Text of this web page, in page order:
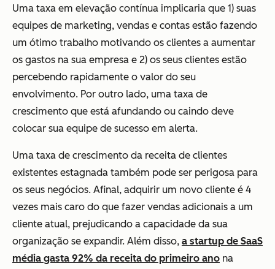
Uma taxa em elevação contínua implicaria que 1) suas
equipes de marketing, vendas e contas estão fazendo
um ótimo trabalho motivando os clientes a aumentar
os gastos na sua empresa e 2) os seus clientes estão
percebendo rapidamente o valor do seu
envolvimento. Por outro lado, uma taxa de
crescimento que está afundando ou caindo deve
colocar sua equipe de sucesso em alerta.
Uma taxa de crescimento da receita de clientes
existentes estagnada também pode ser perigosa para
os seus negócios. Afinal, adquirir um novo cliente é 4
vezes mais caro do que fazer vendas adicionais a um
cliente atual, prejudicando a capacidade da sua
organização se expandir. Além disso, a startup de SaaS
média gasta 92% da receita do primeiro ano na